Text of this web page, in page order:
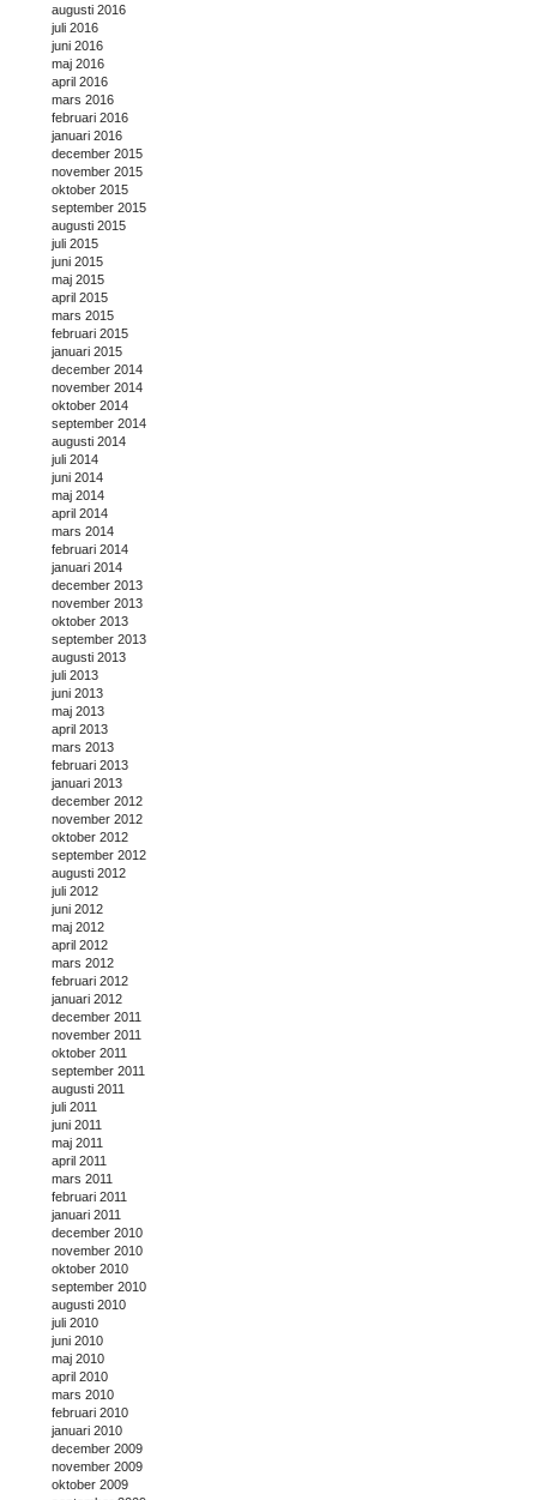
augusti 2016
juli 2016
juni 2016
maj 2016
april 2016
mars 2016
februari 2016
januari 2016
december 2015
november 2015
oktober 2015
september 2015
augusti 2015
juli 2015
juni 2015
maj 2015
april 2015
mars 2015
februari 2015
januari 2015
december 2014
november 2014
oktober 2014
september 2014
augusti 2014
juli 2014
juni 2014
maj 2014
april 2014
mars 2014
februari 2014
januari 2014
december 2013
november 2013
oktober 2013
september 2013
augusti 2013
juli 2013
juni 2013
maj 2013
april 2013
mars 2013
februari 2013
januari 2013
december 2012
november 2012
oktober 2012
september 2012
augusti 2012
juli 2012
juni 2012
maj 2012
april 2012
mars 2012
februari 2012
januari 2012
december 2011
november 2011
oktober 2011
september 2011
augusti 2011
juli 2011
juni 2011
maj 2011
april 2011
mars 2011
februari 2011
januari 2011
december 2010
november 2010
oktober 2010
september 2010
augusti 2010
juli 2010
juni 2010
maj 2010
april 2010
mars 2010
februari 2010
januari 2010
december 2009
november 2009
oktober 2009